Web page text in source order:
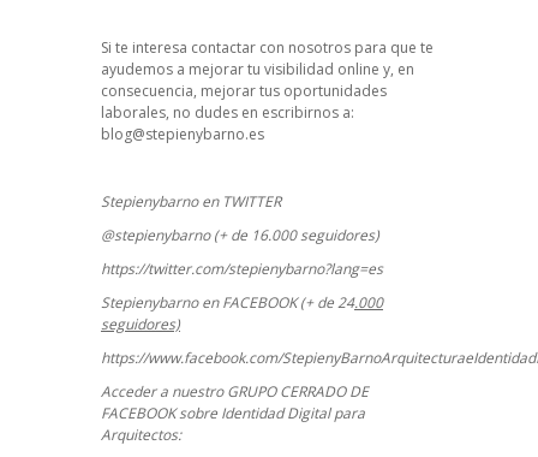
Si te interesa contactar con nosotros para que te
ayudemos a mejorar tu visibilidad online y, en
consecuencia, mejorar tus oportunidades
laborales, no dudes en escribirnos a:
blog@stepienybarno.es
Stepienybarno en TWITTER
@stepienybarno (+ de 16.000 seguidores)
https://twitter.com/stepienybarno?lang=es
Stepienybarno en FACEBOOK (+ de 24.000
seguidores)
https://www.facebook.com/
Acceder a nuestro GRUPO CERRADO DE
FACEBOOK sobre Identidad Digital para
Arquitectos: